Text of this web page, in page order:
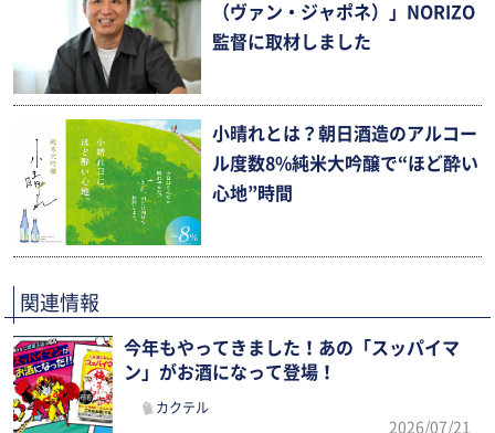
（ヴァン・ジャポネ）」NORIZO
監督に取材しました
小晴れとは？朝日酒造のアルコー
ル度数8%純米大吟醸で“ほど酔い
心地”時間
関連情報
今年もやってきました！あの「スッパイマ
ン」がお酒になって登場！
カクテル
2026/07/21